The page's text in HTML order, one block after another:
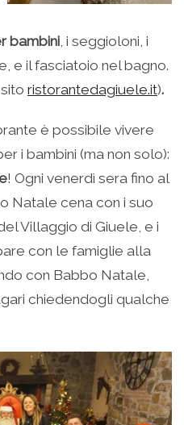
bambini , i seggioloni, i
e il fasciatoio nel bagno.
ristorantedagiuele.it).
è possibile vivere
i bambini (ma non solo):
! Ogni venerdì sera fino al
Natale cena con i suo
Villaggio di Giuele, e i
con le famiglie alla
con Babbo Natale,
chiedendogli qualche